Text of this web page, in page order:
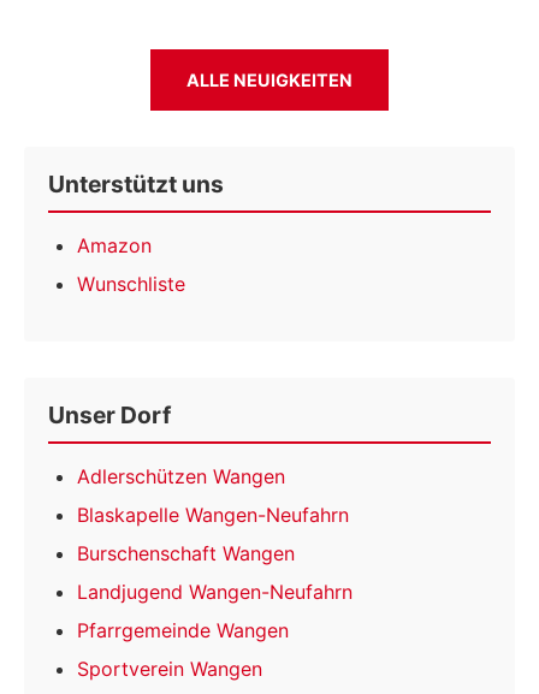
ALLE NEUIGKEITEN
Unterstützt uns
Amazon
Wunschliste
Unser Dorf
Adlerschützen Wangen
Blaskapelle Wangen-Neufahrn
Burschenschaft Wangen
Landjugend Wangen-Neufahrn
Pfarrgemeinde Wangen
Sportverein Wangen